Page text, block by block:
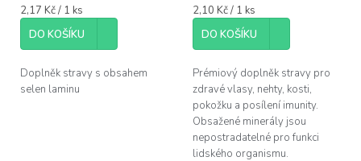
z
hvězdiček.
Měrná
cena:
2,17 Kč / 1 ks
DO KOŠÍKU
Doplněk stravy s obsahem
selen laminu
Měrná
cena:
2,10 Kč / 1 ks
DO KOŠÍKU
Prémiový doplněk stravy pro
zdravé vlasy, nehty, kosti,
pokožku a posílení imunity.
Obsažené minerály jsou
nepostradatelné pro funkci
lidského organismu.